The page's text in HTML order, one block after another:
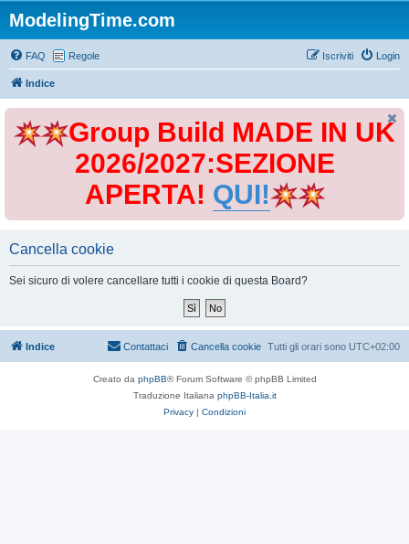
ModelingTime.com
FAQ Regole Login
Iscriviti
Indice
Group Build MADE IN UK
2026/2027:SEZIONE
APERTA! QUI!
Cancella cookie
Sei sicuro di volere cancellare tutti i cookie di questa Board?
Indice Tutti gli orari sono UTC+02:00
Cancella cookie
Contattaci
Creato da phpBB® Forum Software © phpBB Limited
Traduzione Italiana phpBB-Italia.it
Privacy | Condizioni